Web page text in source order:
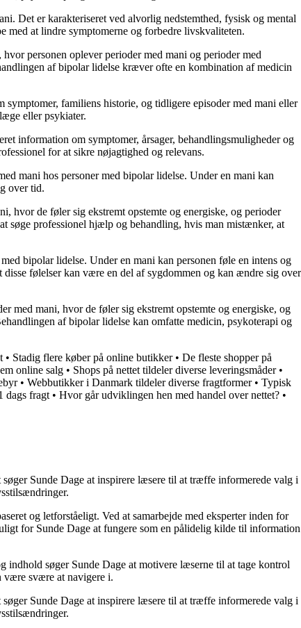
Det er karakteriseret ved alvorlig nedstemthed, fysisk og mental
med at lindre symptomerne og forbedre livskvaliteten.
personen oplever perioder med mani og perioder med
af bipolar lidelse kræver ofte en kombination af medicin
symptomer, familiens historie, og tidligere episoder med mani eller
eller psykiater.
information om symptomer, årsager, behandlingsmuligheder og
for at sikre nøjagtighed og relevans.
mani hos personer med bipolar lidelse. Under en mani kan
over tid.
hvor de føler sig ekstremt opstemte og energiske, og perioder
søge professionel hjælp og behandling, hvis man mistænker, at
bipolar lidelse. Under en mani kan personen føle en intens og
følelser kan være en del af sygdommen og kan ændre sig over
med mani, hvor de føler sig ekstremt opstemte og energiske, og
af bipolar lidelse kan omfatte medicin, psykoterapi og
• Stadig flere køber på online butikker• De fleste shopper på
online salg • Shops på nettet tildeler diverse leveringsmåder•
• Webbutikker i Danmark tildeler diverse fragtformer• Typisk
dags fragt • Hvor går udviklingen hen med handel over nettet? •
Sunde Dage at inspirere læsere til at træffe informerede valg i
og letforståeligt. Ved at samarbejde med eksperter inden for
for Sunde Dage at fungere som en pålidelig kilde til information
søger Sunde Dage at motivere læserne til at tage kontrol
være svære at navigere i.
Sunde Dage at inspirere læsere til at træffe informerede valg i